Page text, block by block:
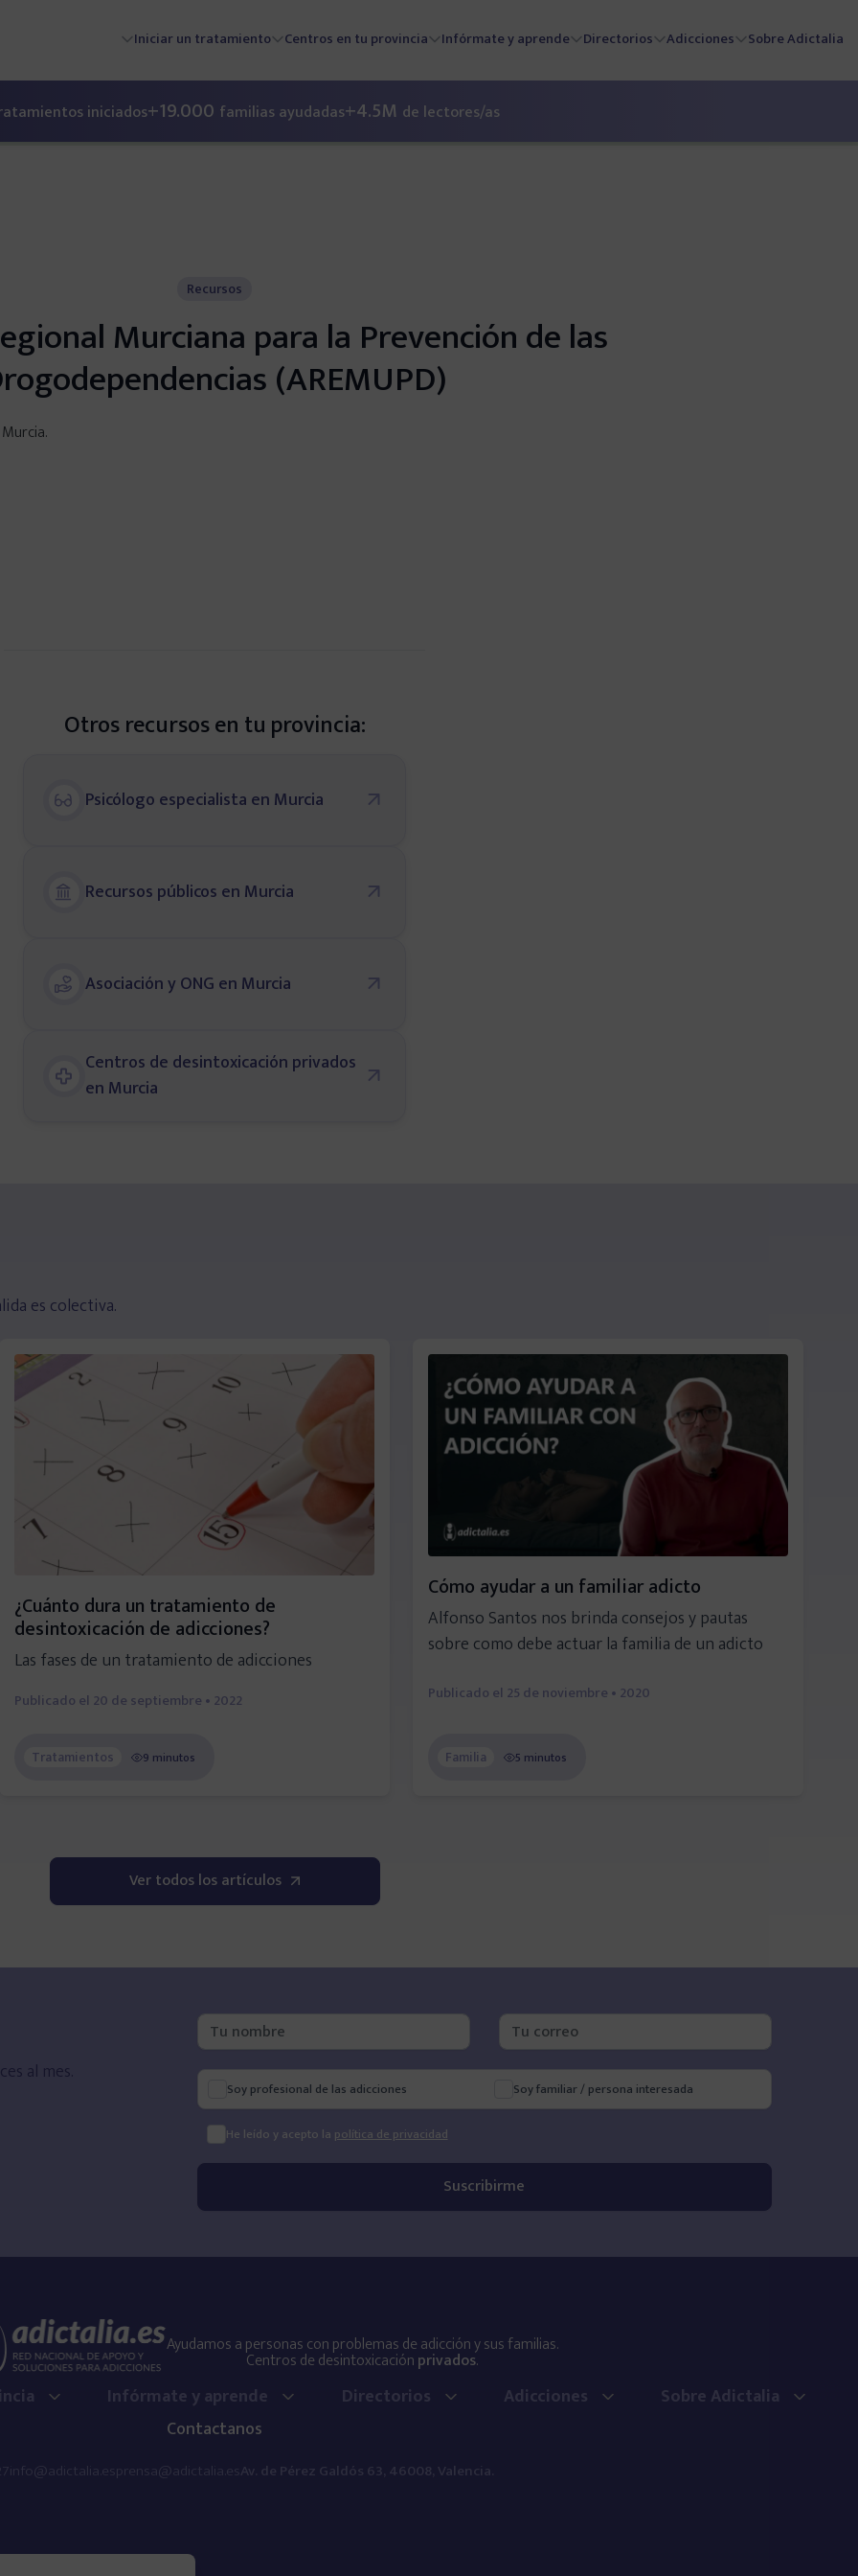
Iniciar un tratamiento Centros en tu provincia Infórmate y aprende Directorios Adicciones Sobre Adictalia
iniciados+19.000 familias ayudadas+4.5M de lectores/as
Recursos
Murciana para la Prevención de las
(AREMUPD)
Otros recursos en tu provincia:
Psicólogo especialista en Murcia
Recursos públicos en Murcia
Asociación y ONG en Murcia
Centros de desintoxicación privados
en Murcia
es colectiva.
¿Cuánto dura un tratamiento de
desintoxicación de adicciones?
Las fases de un tratamiento de adicciones
Publicado el 20 de septiembre • 2022
Tratamientos 9 minutos
Cómo ayudar a un familiar adicto
Alfonso Santos nos brinda consejos y pautas
sobre como debe actuar la familia de un adicto
Publicado el 25 de noviembre • 2020
Familia 5 minutos
Ver todos los artículos
al mes.
Soy profesional de las adicciones Soy familiar / persona interesada
He leído y acepto la política de privacidad
Ayudamos a personas con problemas de adicción y sus familias.
Centros de desintoxicaciónprivados.
Infórmate y aprende Directorios Adicciones
Sobre Adictalia
Contactanos
info@adictalia.es prensa@adictalia.es Av. de Pérez Galdós 63, 46008, Valencia.